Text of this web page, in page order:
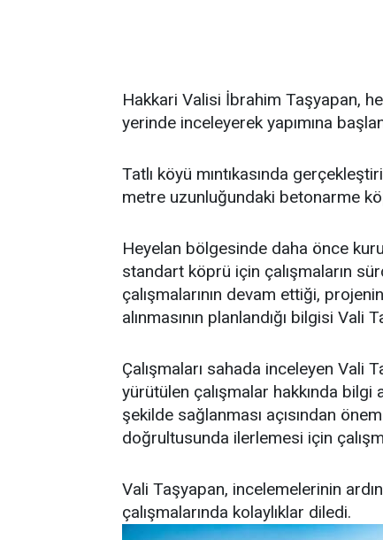
Hakkari Valisi İbrahim Taşyapan,
yerinde inceleyerek yapımına
Tatlı köyü mıntıkasında
metre uzunluğundaki betonarme
Heyelan bölgesinde daha önce
standart köprü için çalışmaların
çalışmalarının devam ettiği,
alınmasının planlandığı bilgisi Vali
Çalışmaları sahada inceleyen Vali
yürütülen çalışmalar hakkında bilgi
şekilde sağlanması açısından
doğrultusunda ilerlemesi için
Vali Taşyapan, incelemelerinin
çalışmalarında kolaylıklar diledi.